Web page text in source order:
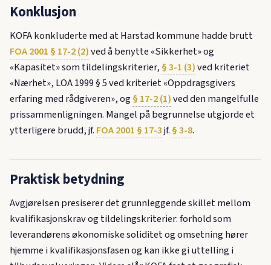
Konklusjon
KOFA konkluderte med at Harstad kommune hadde brutt
FOA 2001 § 17-2 (2)ved å benytte «Sikkerhet» og
«Kapasitet» som tildelingskriterier, § 3-1 (3)ved kriteriet
«Nærhet», LOA 1999 § 5 ved kriteriet «Oppdragsgivers
erfaring med rådgiveren», og§ 17-2 (1)ved den mangelfulle
prissammenligningen. Mangel på begrunnelse utgjorde et
ytterligere brudd, jf. FOA 2001 § 17-3jf. § 3-8.
Praktisk betydning
Avgjørelsen presiserer det grunnleggende skillet mellom
kvalifikasjonskrav og tildelingskriterier: forhold som
leverandørens økonomiske soliditet og omsetning hører
hjemme i kvalifikasjonsfasen og kan ikke gi uttelling i